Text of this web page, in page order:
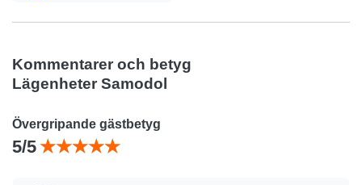
Kommentarer och betyg
Lägenheter Samodol
Övergripande gästbetyg
5/5